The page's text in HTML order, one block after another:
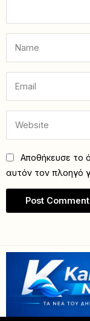
Αποθήκευσε το
αυτόν τον πλοηγό